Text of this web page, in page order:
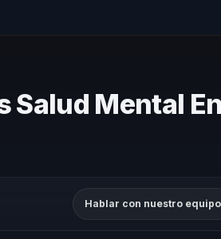
Mental
Hablar con nuestro equipo